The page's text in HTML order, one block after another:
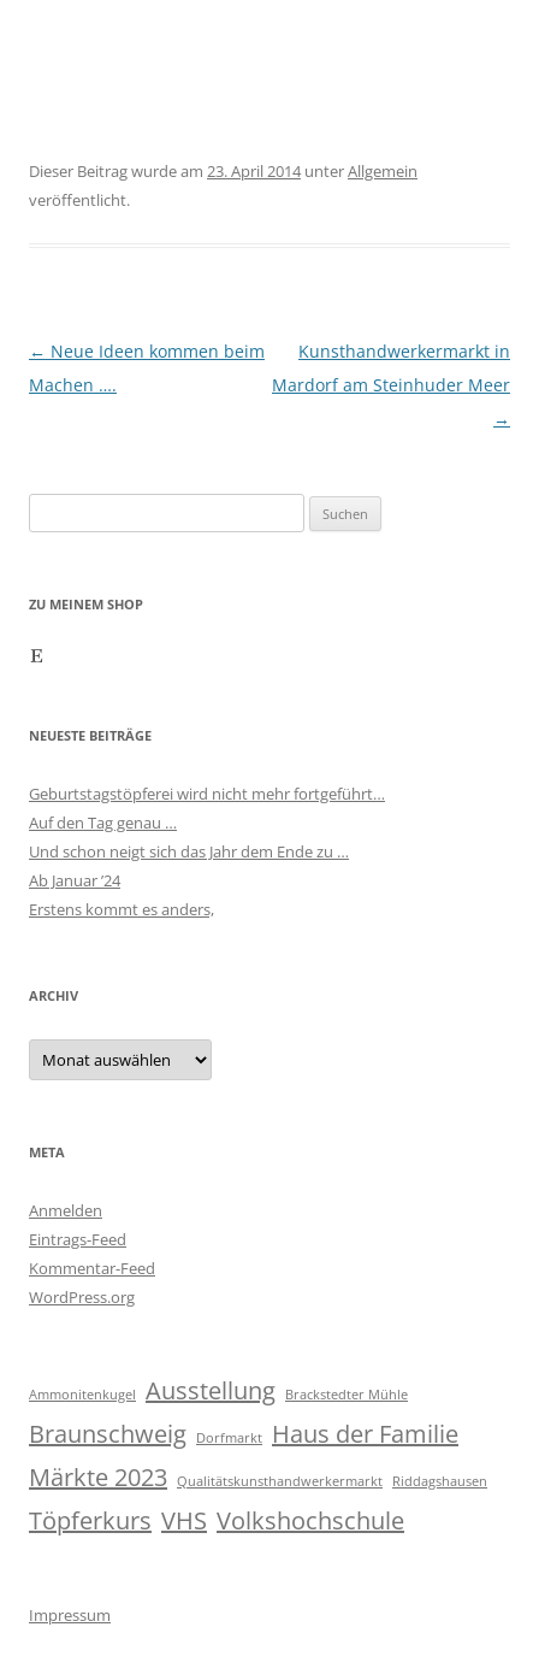
Dieser Beitrag wurde am 23. April 2014unterAllgemein
veröffentlicht.
Beitragsnavigation
← Neue Ideen kommen beim
Machen ….
Kunsthandwerkermarkt in
Mardorf am Steinhuder Meer
→
nach:
ZU MEINEM SHOP
Etsy
NEUESTE BEITRÄGE
Geburtstagstöpferei wird nicht mehr fortgeführt…
Auf den Tag genau …
Und schon neigt sich das Jahr dem Ende zu …
Ab Januar ’24
Erstens kommt es anders,
ARCHIV
Archiv
META
Anmelden
Eintrags-Feed
Kommentar-Feed
WordPress.org
Ammonitenkugel Ausstellung Brackstedter Mühle
Braunschweig Dorfmarkt
Haus der Familie
Märkte 2023 Qualitätskunsthandwerkermarkt Riddagshausen
Töpferkurs VHS Volkshochschule
Impressum